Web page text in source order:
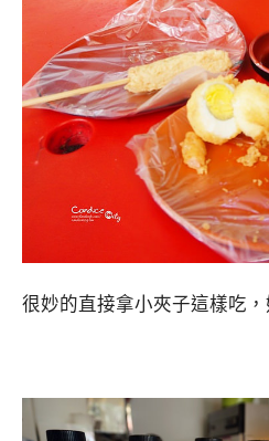
很妙的直接拿小夾子這樣吃